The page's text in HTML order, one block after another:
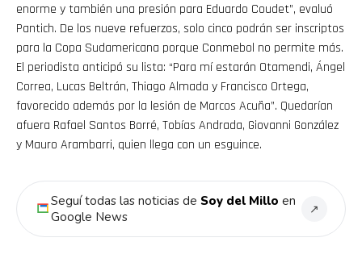
enorme y también una presión para Eduardo Coudet”, evaluó
Pantich. De los nueve refuerzos, solo cinco podrán ser inscriptos
para la Copa Sudamericana porque Conmebol no permite más.
El periodista anticipó su lista: “Para mí estarán Otamendi, Ángel
Correa, Lucas Beltrán, Thiago Almada y Francisco Ortega,
favorecido además por la lesión de Marcos Acuña”. Quedarían
afuera Rafael Santos Borré, Tobías Andrada, Giovanni González
y Mauro Arambarri, quien llega con un esguince.
Seguí todas las noticias de Soy del Millo en
Google News
↗